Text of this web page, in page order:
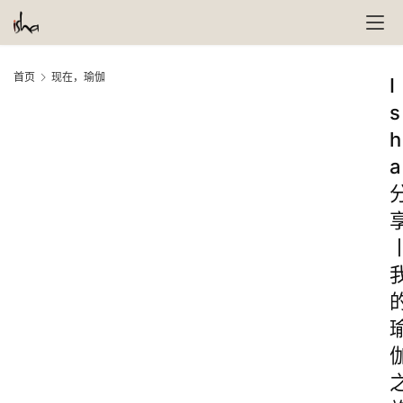
首页 现在，瑜伽
I
s
h
a